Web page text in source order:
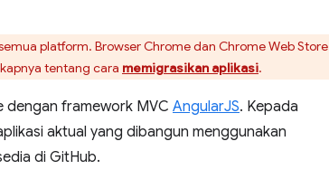
platform. Browser Chrome dan Chrome Web Store
tentang cara memigrasikan aplikasi.
dengan framework MVC AngularJS. Kepada
aktual yang dibangun menggunakan
di GitHub.